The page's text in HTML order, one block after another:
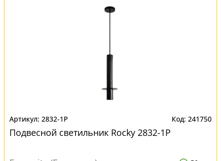
2832-1P 241750
Подвесной светильник Rocky 2832-1P